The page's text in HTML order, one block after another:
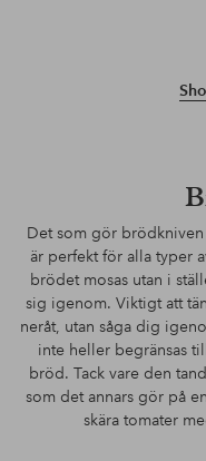
Det som gör
är perfekt för alla typer
brödet mosas utan i
sig igenom. Viktigt att
neråt, utan såga dig
inte heller begränsas
bröd. Tack vare den
som det annars gör på
skära tomater